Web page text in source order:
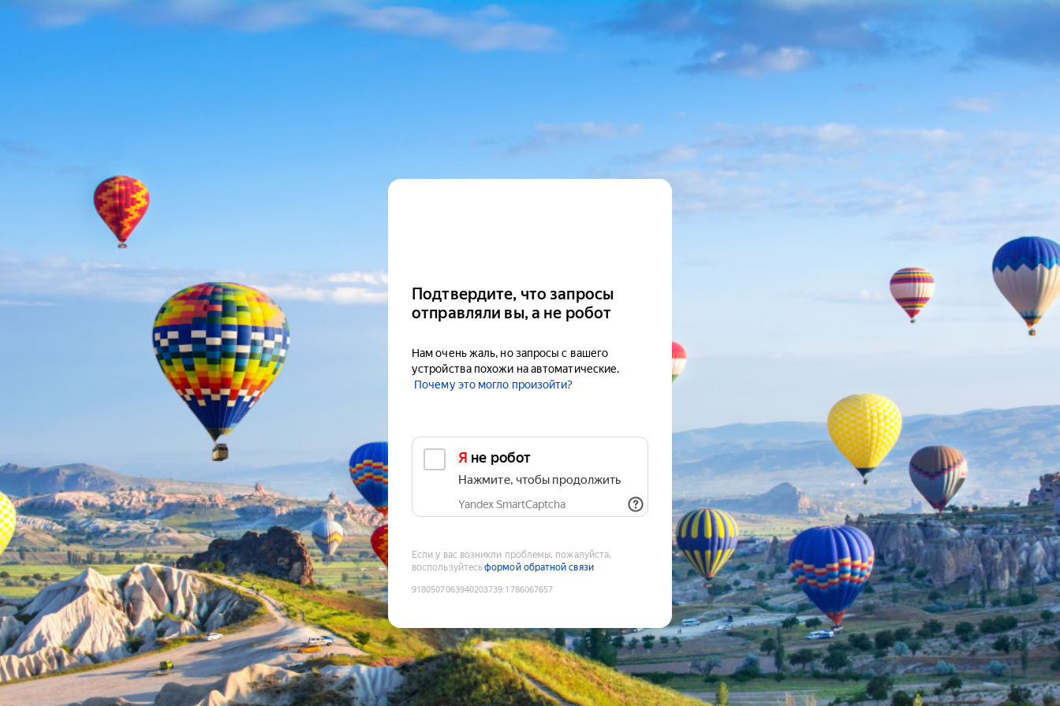
Подтвердите, что запросы
отправляли вы, а не робот
Нам очень жаль, но запросы с вашего
устройства похожи на автоматические.
Почему это могло произойти?
Я не робот
Нажмите, чтобы продолжить
Yandex SmartCaptcha
Если у вас возникли проблемы, пожалуйста,
воспользуйтесьформой обратной связи
9180507063940203739:1786067657